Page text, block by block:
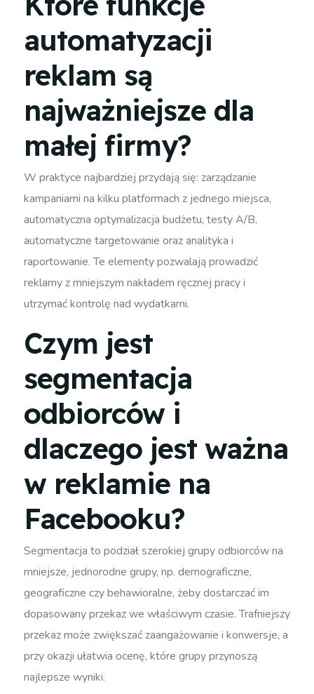
automatyzacji
reklam są
najważniejsze dla
małej firmy?
W praktyce najbardziej przydają się: zarządzanie
kampaniami na kilku platformach z jednego miejsca,
automatyczna optymalizacja budżetu, testy A/B,
automatyczne targetowanie oraz analityka i
raportowanie. Te elementy pozwalają prowadzić
reklamy z mniejszym nakładem ręcznej pracy i
utrzymać kontrolę nad wydatkami.
Czym jest
segmentacja
odbiorców i
dlaczego jest ważna
w reklamie na
Facebooku?
Segmentacja to podział szerokiej grupy odbiorców na
mniejsze, jednorodne grupy, np. demograficzne,
geograficzne czy behawioralne, żeby dostarczać im
dopasowany przekaz we właściwym czasie. Trafniejszy
przekaz może zwiększać zaangażowanie i konwersje, a
przy okazji ułatwia ocenę, które grupy przynoszą
najlepsze wyniki.